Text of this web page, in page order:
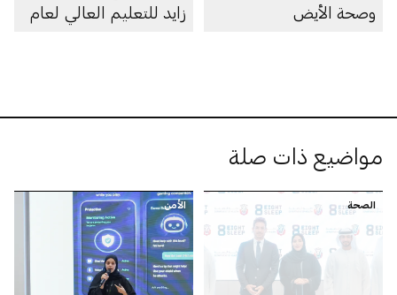
وصحة الأيض
زايد للتعليم العالي لعام
مواضيع ذات صلة
الصحة الأمن